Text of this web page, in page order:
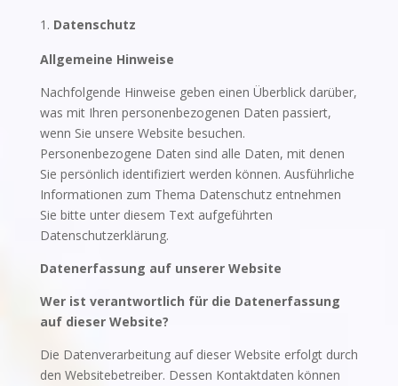
Datenschutz
Allgemeine Hinweise
Nachfolgende Hinweise geben einen Überblick darüber,
was mit Ihren personenbezogenen Daten passiert,
wenn Sie unsere Website besuchen.
Personenbezogene Daten sind alle Daten, mit denen
Sie persönlich identifiziert werden können. Ausführliche
Informationen zum Thema Datenschutz entnehmen
Sie bitte unter diesem Text aufgeführten
Datenschutzerklärung.
Datenerfassung auf unserer Website
Wer ist verantwortlich für die Datenerfassung
auf dieser Website?
Die Datenverarbeitung auf dieser Website erfolgt durch
den Websitebetreiber. Dessen Kontaktdaten können